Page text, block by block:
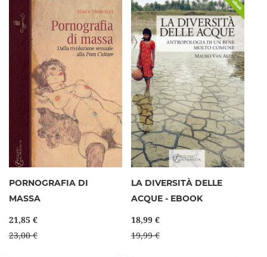
PORNOGRAFIA DI
MASSA
21,85 €
23,00 €
LA DIVERSITÀ DELLE
ACQUE - EBOOK
18,99 €
19,99 €